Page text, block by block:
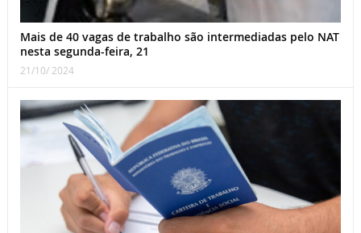
Mais de 40 vagas de trabalho são intermediadas pelo NAT
nesta segunda-feira, 21
21/10/ 2024